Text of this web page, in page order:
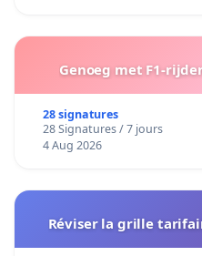
Genoeg met F1-
28 signatures
28 Signatures / 7 jours
4 Aug 2026
Réviser la grille